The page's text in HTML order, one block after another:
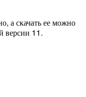
а скачать ее можно
версии 11.